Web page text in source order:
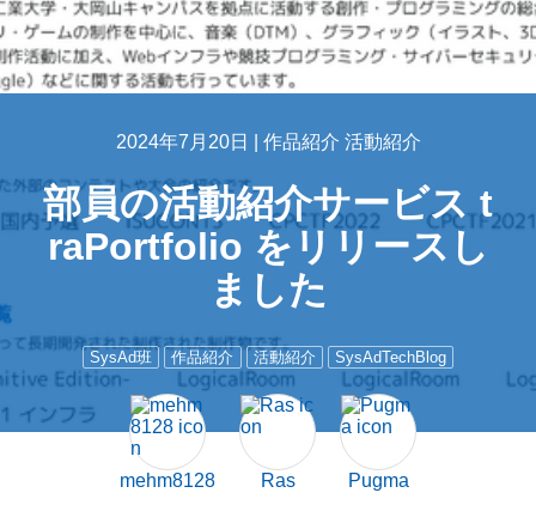
2024年7月20日 | 作品紹介 活動紹介
部員の活動紹介サービス t
raPortfolio をリリースし
ました
SysAd班 作品紹介 活動紹介 SysAdTechBlog
mehm8128 Ras Pugma